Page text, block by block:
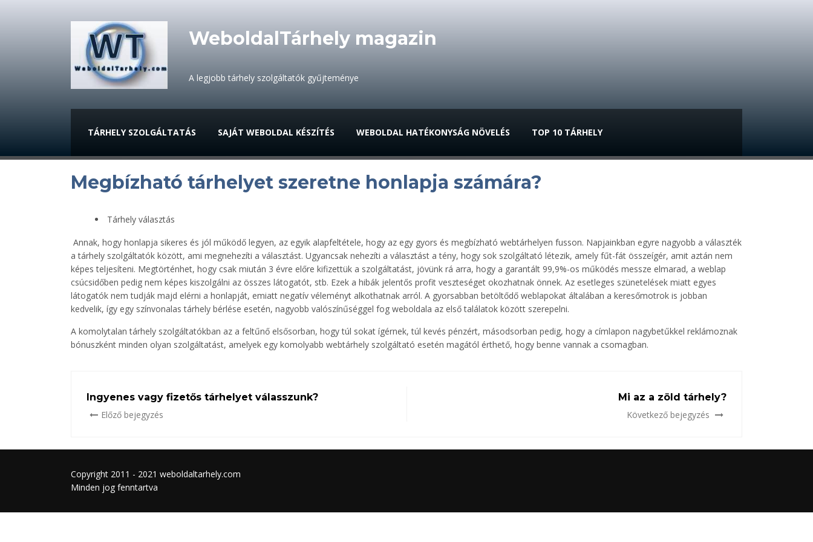
WeboldalTárhely magazin
A legjobb tárhely szolgáltatók gyűjteménye
TÁRHELY SZOLGÁLTATÁS SAJÁT WEBOLDAL KÉSZÍTÉS WEBOLDAL HATÉKONYSÁG NÖVELÉS TOP 10 TÁRHELY
Megbízható tárhelyet szeretne honlapja számára?
Tárhely választás
Annak, hogy honlapja sikeres és jól működő legyen, az egyik alapfeltétele, hogy az egy gyors és megbízható webtárhelyen fusson. Napjainkban egyre nagyobb a választék
a tárhely szolgáltatók között, ami megnehezíti a választást. Ugyancsak nehezíti a választást a tény, hogy sok szolgáltató létezik, amely fűt-fát összeígér, amit aztán nem
képes teljesíteni. Megtörténhet, hogy csak miután 3 évre előre kifizettük a szolgáltatást, jövünk rá arra, hogy a garantált 99,9%-os működés messze elmarad, a weblap
csúcsidőben pedig nem képes kiszolgálni az összes látogatót, stb. Ezek a hibák jelentős profit veszteséget okozhatnak önnek. Az esetleges szünetelések miatt egyes
látogatók nem tudják majd elérni a honlapját, emiatt negatív véleményt alkothatnak arról. A gyorsabban betöltődő weblapokat általában a keresőmotrok is jobban
kedvelik, így egy színvonalas tárhely bérlése esetén, nagyobb valószínűséggel fog weboldala az első találatok között szerepelni.
A komolytalan tárhely szolgáltatókban az a feltűnő elsősorban, hogy túl sokat ígérnek, túl kevés pénzért, másodsorban pedig, hogy a címlapon nagybetűkkel reklámoznak
bónuszként minden olyan szolgáltatást, amelyek egy komolyabb webtárhely szolgáltató esetén magától érthető, hogy benne vannak a csomagban.
Ingyenes vagy fizetős tárhelyet válasszunk?
Előző bejegyzés
Mi az a zöld tárhely?
Következő bejegyzés
Copyright 2011 - 2021 weboldaltarhely.com
Minden jog fenntartva